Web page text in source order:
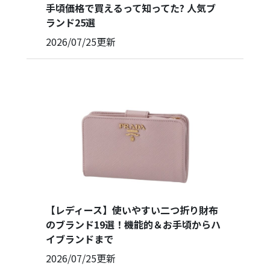
手頃価格で買えるって知ってた? 人気ブ
ランド25選
2026/07/25更新
【レディース】使いやすい二つ折り財布
のブランド19選！機能的＆お手頃からハ
イブランドまで
2026/07/25更新